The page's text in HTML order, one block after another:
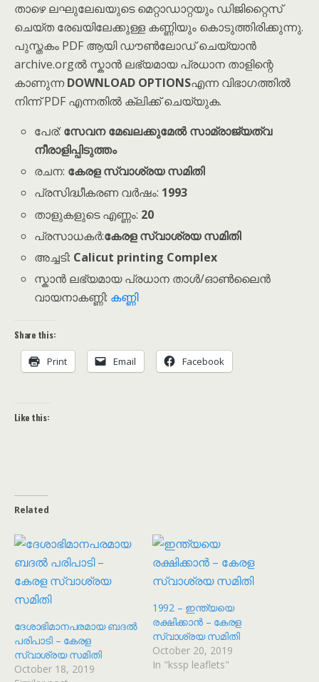
താഴെ ലഘുലേഖയുടെ മെറ്റാഡാറ്റയും ഡിജിറ്റൈസ്
ചെയ്ത രേഖയിലേക്കുള്ള കണ്ണിയും കൊടുത്തിരിക്കുന്നു.
പുസ്തകം PDF ആയി ഡൗൺലോഡ് ചെയ്യാൻ
archive.orgൽ സ്കാൻ ലഭ്യമായ പ്രധാന താളിന്റെ
കാണുന്നDOWNLOAD OPTIONSഎന്ന വിഭാഗത്തിൽ
നിന്ന് PDF എന്നതിൽ ക്ലിക്ക് ചെയ്യുക.
പേര്:സേവന മേഖലക്കുമേൽ സാമ്രാജ്യത്വ
നീരാളിപ്പിടുത്തം
രചന: കേരള സ്വാശ്രയ സമിതി
പ്രസിദ്ധീകരണ വർഷം: 1993
താളുകളുടെ എണ്ണം: 20
പ്രസാധകർ:കേരള സ്വാശ്രയ സമിതി
അച്ചടി: Calicut printing Complex
സ്കാൻ ലഭ്യമായ പ്രധാന താൾ/ഓൺലൈൻ
വായനാകണ്ണി: കണ്ണി
Share this:
Print Email Facebook
Like this:
Related
ദേശാഭിമാനപരമായ ബദൽ
പരിപാടി – കേരള
സ്വാശ്രയ സമിതി
October 18, 2019
1992 – ഇന്ത്യയെ
രക്ഷിക്കാൻ – കേരള
സ്വാശ്രയ സമിതി
October 20, 2019
In "kssp leaflets"